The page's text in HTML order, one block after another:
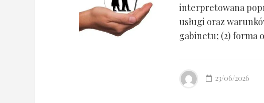
interpretowana
usługi oraz
gabinetu; (2) forma
23/06/2026